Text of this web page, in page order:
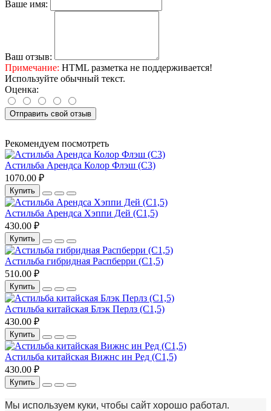
Ваше имя:
Ваш отзыв:
Примечание: HTML разметка не поддерживается!
Используйте обычный текст.
Оценка:
Отправить свой отзыв
Рекомендуем посмотреть
Астильба Арендса Колор Флэш (С3)
1070.00 ₽
Купить
Астильба Арендса Хэппи Дей (С1,5)
430.00 ₽
Купить
Астильба гибридная Распберри (С1,5)
510.00 ₽
Купить
Астильба китайская Блэк Перлз (С1,5)
430.00 ₽
Купить
Астильба китайская Вижнс ин Ред (С1,5)
430.00 ₽
Купить
Мы используем куки, чтобы сайт хорошо работал.